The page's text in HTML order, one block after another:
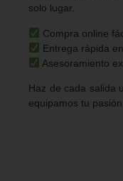
solo lugar.
Compra online
Entrega rápida
Asesoramiento
Haz de cada salida
equipamos tu